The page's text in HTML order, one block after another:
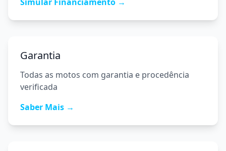
Garantia
Todas as motos com garantia e procedência
verificada
Saber Mais →